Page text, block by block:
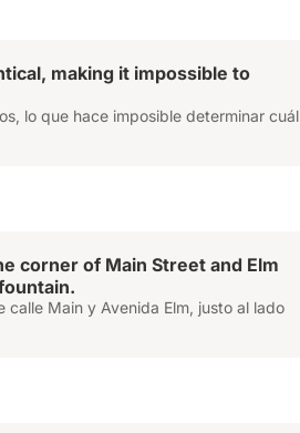
making it impossible to
lo que hace imposible determinar cuál
corner of Main Street and Elm
calle Main y Avenida Elm, justo al lado